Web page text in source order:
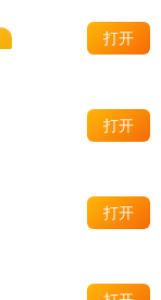
打开
打开
打开